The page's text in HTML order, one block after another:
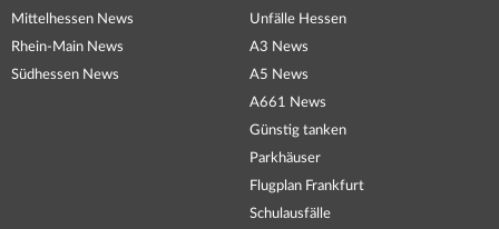
Mittelhessen News
Rhein-Main News
Südhessen News
Unfälle Hessen
A3 News
A5 News
A661 News
Günstig tanken
Parkhäuser
Flugplan Frankfurt
Schulausfälle